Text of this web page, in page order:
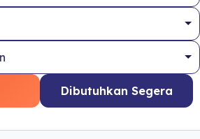
Dibutuhkan Segera